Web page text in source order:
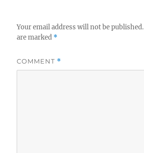
Your email address will not be published.
are marked *
COMMENT *